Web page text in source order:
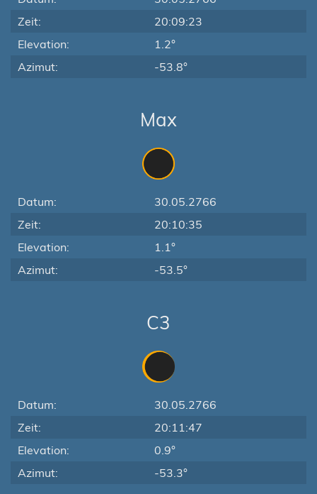
Zeit:
20:09:23
Elevation:
1.2°
Azimut:
-53.8°
Max
Datum:
30.05.2766
Zeit:
20:10:35
Elevation:
1.1°
Azimut:
-53.5°
C3
Datum:
30.05.2766
Zeit:
20:11:47
Elevation:
0.9°
Azimut:
-53.3°